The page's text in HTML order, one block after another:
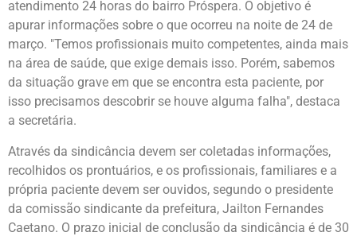
atendimento 24 horas do bairro Próspera. O objetivo é
apurar informações sobre o que ocorreu na noite de 24 de
março. "Temos profissionais muito competentes, ainda mais
na área de saúde, que exige demais isso. Porém, sabemos
da situação grave em que se encontra esta paciente, por
isso precisamos descobrir se houve alguma falha", destaca
a secretária.
Através da sindicância devem ser coletadas informações,
recolhidos os prontuários, e os profissionais, familiares e a
própria paciente devem ser ouvidos, segundo o presidente
da comissão sindicante da prefeitura, Jailton Fernandes
Caetano. O prazo inicial de conclusão da sindicância é de 30